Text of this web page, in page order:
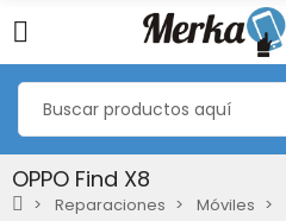
OPPO Find X8
Reparaciones Móviles